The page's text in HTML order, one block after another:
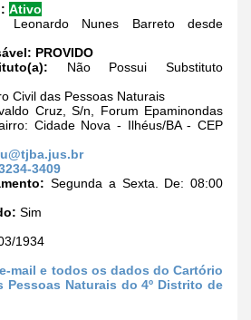
Ativo
Leonardo Nunes Barreto desde
PROVIDO
Não Possui Substituto
Civil das Pessoas Naturais
Cruz, S/n, Forum Epaminondas
Cidade Nova - Ilhéus/BA - CEP
3409
Segunda a Sexta. De: 08:00
Sim
1934
mail e todos os dados do Cartório
Pessoas Naturais do 4º Distrito de